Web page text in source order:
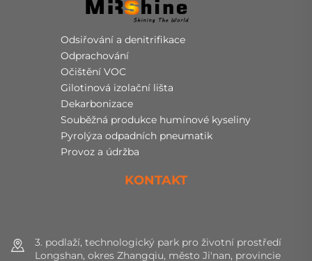
Odsiřování a denitrifikace
Odprachování
Očištění VOC
Gilotinová izolační lišta
Dekarbonizace
Souběžná produkce humínové kyseliny
Pyrolýza odpadních pneumatik
Provoz a údržba
KONTAKT
3. podlaží, technologický park pro životní prostředí
Longshan, okres Zhangqiu, město Ji'nan, provincie